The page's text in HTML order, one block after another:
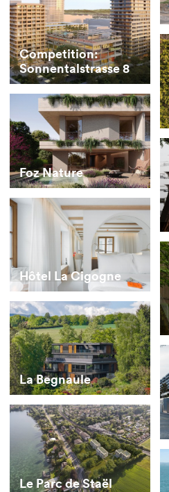
Competition:
Sonnentalstrasse 8
Foz Nature
Hôtel La Cigogne
La Begnaule
Le Parc de Staël